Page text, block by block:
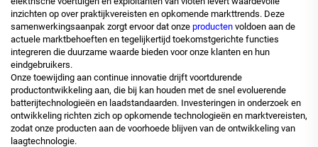
inzichten op over praktijkvereisten en opkomende markttrends. Deze
samenwerkingsaanpak zorgt ervoor dat onze producten voldoen aan de
actuele marktbehoeften en tegelijkertijd toekomstgerichte functies
integreren die duurzame waarde bieden voor onze klanten en hun
eindgebruikers.
Onze toewijding aan continue innovatie drijft voortdurende
productontwikkeling aan, die bij kan houden met de snel evoluerende
batterijtechnologieën en laadstandaarden. Investeringen in onderzoek en
ontwikkeling richten zich op opkomende technologieën en marktvereisten,
zodat onze producten aan de voorhoede blijven van de ontwikkeling van
laagtechnologie.